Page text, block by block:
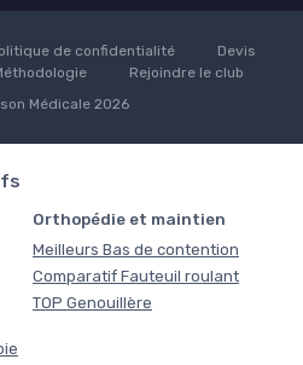
de confidentialité
Devis
Rejoindre le club
Médicale 2026
Orthopédie et maintien
Meilleurs Bas de contention
Comparatif Fauteuil roulant
TOP Genouillère